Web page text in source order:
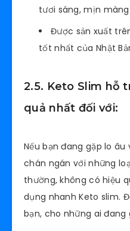
tươi sáng, mịn
Được sản xuất
tốt nhất của Nhật
2.5. Keto Slim hỗ
quả nhất đối với:
Nếu bạn đang gặp lo
chán ngán với những
thường, không có hiệu
dụng nhanh Keto slim.
bạn, cho những ai đang